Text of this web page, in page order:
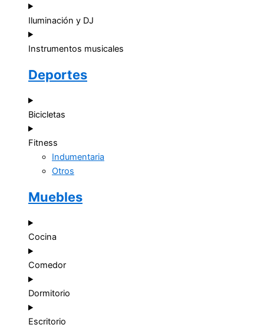
Iluminación y DJ
Instrumentos musicales
Deportes
Bicicletas
Fitness
Indumentaria
Otros
Muebles
Cocina
Comedor
Dormitorio
Escritorio